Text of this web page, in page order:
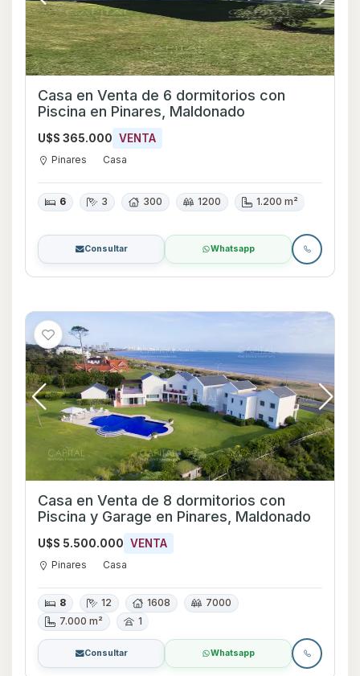
Casa en Venta de 6 dormitorios con
Piscina en Pinares, Maldonado
U$S 365.000 VENTA
Pinares Casa
6 3 300 1200 1.200 m²
Consultar Whatsapp
Casa en Venta de 8 dormitorios con
Piscina y Garage en Pinares, Maldonado
U$S 5.500.000 VENTA
Pinares Casa
8 12 1608
7000
7.000 m²
1
Consultar Whatsapp